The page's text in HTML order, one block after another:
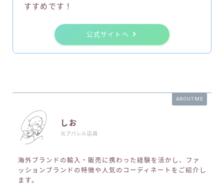
すすめです！
公式サイトへ
ABOUT ME
しお
元アパレル店員
海外ブランドの輸入・販売に携わった経験を活かし、ファ
ッションブランドの特徴や人気のコーディネートをご紹介し
ます。